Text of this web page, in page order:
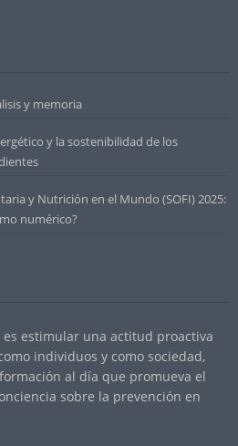
y memoria
y la sostenibilidad de los
y Nutrición en el Mundo (SOFI) 2025:
numérico?
estimular una actitud proactiva
individuos y como sociedad,
al día que promueva el
sobre la prevención en